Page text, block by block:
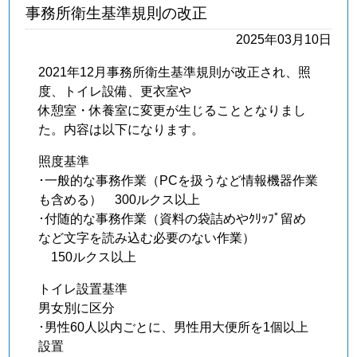
事務所衛生基準規則の改正
2025年03月10日
2021年12月事務所衛生基準規則が改正され、照
度、トイレ設備、更衣室や
休憩室・休養室に変更が生じることとなりまし
た。内容は以下になります。
照度基準
･一般的な事務作業（PCを扱うなど情報機器作業
も含める） 300ルクス以上
･付随的な事務作業（資料の袋詰めやｸﾘｯﾌﾟ留め
など文字を読み込む必要のない作業）
150ルクス以上
トイレ設置基準
男女別に区分
･男性60人以内ごとに、男性用大便所を1個以上
設置